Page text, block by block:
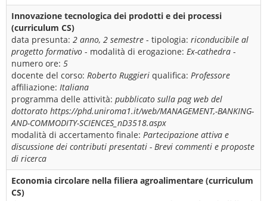
Innovazione tecnologica dei prodotti e dei processi
(curriculum CS)
data presunta: 2 anno, 2 semestre - tipologia: riconducibile al
progetto formativo - modalità di erogazione: Ex-cathedra -
numero ore: 5
docente del corso: Roberto Ruggieri qualifica: Professore
affiliazione: Italiana
programma delle attività: pubblicato sulla pag web del
dottorato https://phd.uniroma1.it/web/MANAGEMENT,-BANKING-
AND-COMMODITY-SCIENCES_nD3518.aspx
modalità di accertamento finale: Partecipazione attiva e
discussione dei contributi presentati - Brevi commenti e proposte
di ricerca
Economia circolare nella filiera agroalimentare (curriculum
CS)